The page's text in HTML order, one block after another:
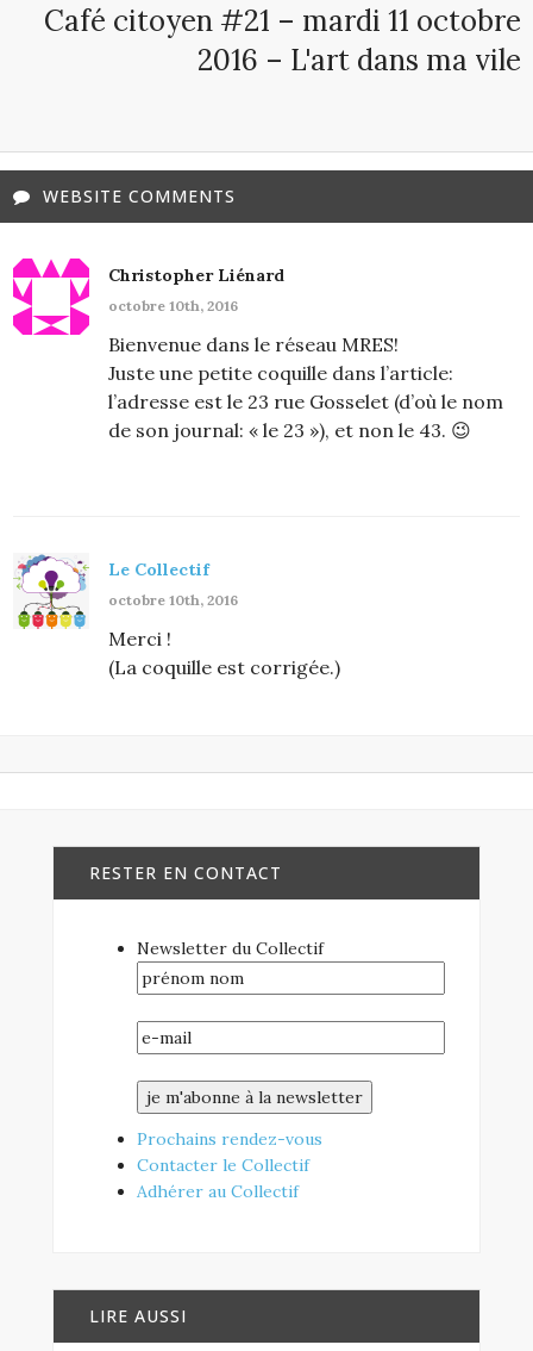
Café citoyen #21 – mardi 11 octobre
2016 – L'art dans ma vile
WEBSITE COMMENTS
Christopher Liénard
octobre 10th, 2016
Bienvenue dans le réseau MRES!
Juste une petite coquille dans l’article:
l’adresse est le 23 rue Gosselet (d’où le nom
de son journal: « le 23 »), et non le 43. 😉
Le Collectif
octobre 10th, 2016
Merci !
(La coquille est corrigée.)
RESTER EN CONTACT
Newsletter du Collectif
Prochains rendez-vous
Contacter le Collectif
Adhérer au Collectif
LIRE AUSSI